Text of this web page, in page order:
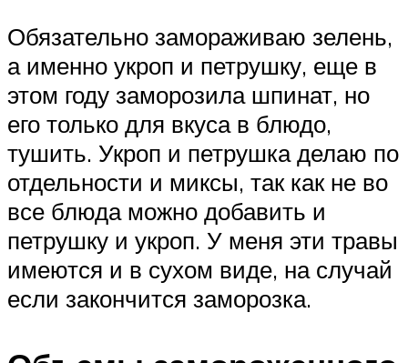
Обязательно замораживаю зелень,
а именно укроп и петрушку, еще в
этом году заморозила шпинат, но
его только для вкуса в блюдо,
тушить. Укроп и петрушка делаю по
отдельности и миксы, так как не во
все блюда можно добавить и
петрушку и укроп. У меня эти травы
имеются и в сухом виде, на случай
если закончится заморозка.